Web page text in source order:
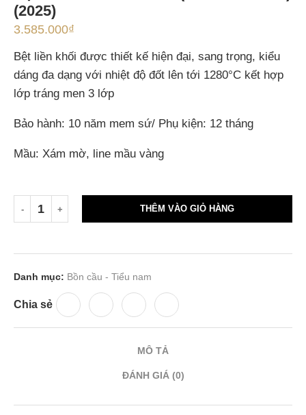
(2025)
3.585.000₫
Bệt liền khối được thiết kế hiện đại, sang trọng, kiểu
dáng đa dạng với nhiệt độ đốt lên tới 1280°C kết hợp
lớp tráng men 3 lớp
Bảo hành: 10 năm mem sứ/ Phụ kiện: 12 tháng
Mầu: Xám mờ, line mầu vàng
THÊM VÀO GIỎ HÀNG
Danh mục: Bồn cầu - Tiểu nam
Chia sẻ
MÔ TẢ
ĐÁNH GIÁ (0)